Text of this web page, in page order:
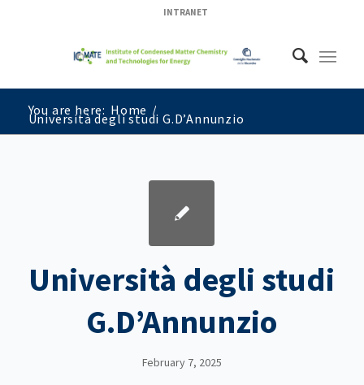
INTRANET
You are here: Home /
Università degli studi G.D’Annunzio
Università degli studi
G.D’Annunzio
February 7, 2025